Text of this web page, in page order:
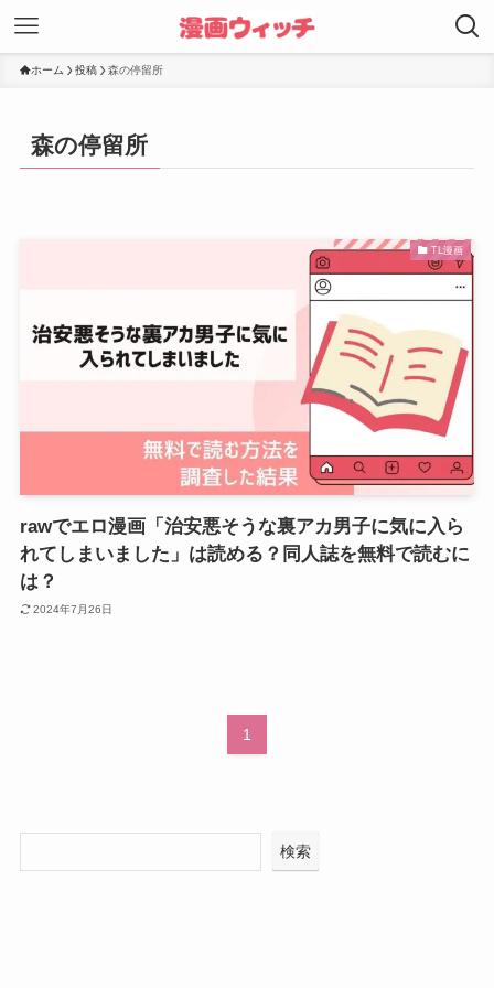
ホーム 投稿 森の停留所
森の停留所
TL漫画
rawでエロ漫画「治安悪そうな裏アカ男子に気に入ら
れてしまいました」は読める？同人誌を無料で読むに
は？
2024年7月26日
1
検索